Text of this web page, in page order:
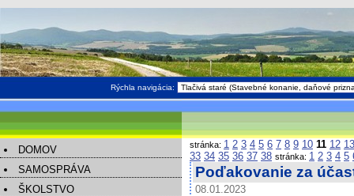
Rýchla navigácia:
DOMOV
SAMOSPRÁVA
ŠKOLSTVO
stránka: 1 2 3 4 5 6 7 8 9 10 11 12 13
33 34 35 36 37 38
Poďakovanie za
08.01.2023
stránka: 1 2 3 4 5